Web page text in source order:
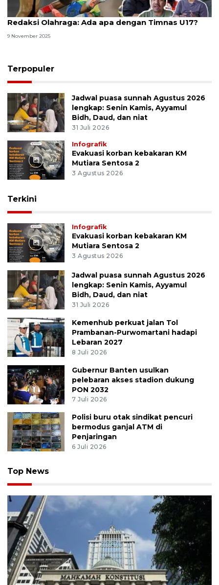
Redaksi Olahraga: Ada apa dengan Timnas U17?
9 November 2025
Terpopuler
Jadwal puasa sunnah Agustus 2026
lengkap: Senin Kamis, Ayyamul
Bidh, Daud, dan niat
31 Juli 2026
Infografik
Evakuasi korban kebakaran KM
Mutiara Sentosa 2
3 Agustus 2026
Terkini
Infografik
Evakuasi korban kebakaran KM
Mutiara Sentosa 2
3 Agustus 2026
Jadwal puasa sunnah Agustus 2026
lengkap: Senin Kamis, Ayyamul
Bidh, Daud, dan niat
31 Juli 2026
Kemenhub perkuat jalan Tol
Prambanan-Purwomartani hadapi
Lebaran 2027
8 Juli 2026
Gubernur Banten usulkan
pelebaran akses stadion dukung
PON 2032
7 Juli 2026
Polisi buru otak sindikat pencuri
bermodus ganjal ATM di
Penjaringan
6 Juli 2026
Top News